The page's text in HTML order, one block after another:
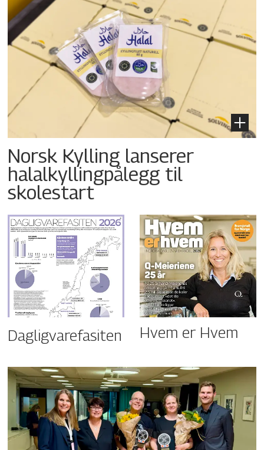
Norsk Kylling lanserer
halalkyllingpålegg til
skolestart
Dagligvarefasiten Hvem er Hvem